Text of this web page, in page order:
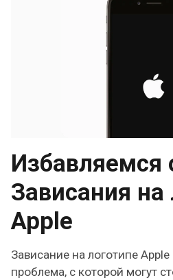
Избавляемся
Зависания на
Apple
Зависание на логотипе
проблема, с которой могут